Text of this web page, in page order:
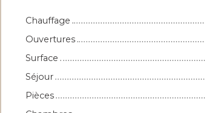
Chauffage
Ouvertures
Surface
Séjour
Pièces